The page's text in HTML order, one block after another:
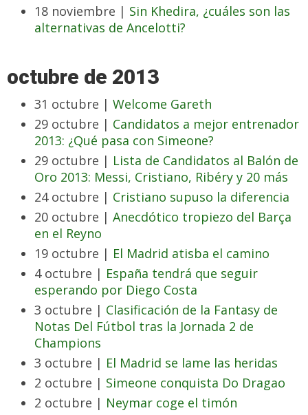
18 noviembre | Sin Khedira, ¿cuáles son las
alternativas de Ancelotti?
octubre de 2013
31 octubre | Welcome Gareth
29 octubre | Candidatos a mejor entrenador
2013: ¿Qué pasa con Simeone?
29 octubre | Lista de Candidatos al Balón de
Oro 2013: Messi, Cristiano, Ribéry y 20 más
24 octubre | Cristiano supuso la diferencia
20 octubre | Anecdótico tropiezo del Barça
en el Reyno
19 octubre | El Madrid atisba el camino
4 octubre | España tendrá que seguir
esperando por Diego Costa
3 octubre | Clasificación de la Fantasy de
Notas Del Fútbol tras la Jornada 2 de
Champions
3 octubre | El Madrid se lame las heridas
2 octubre | Simeone conquista Do Dragao
2 octubre | Neymar coge el timón